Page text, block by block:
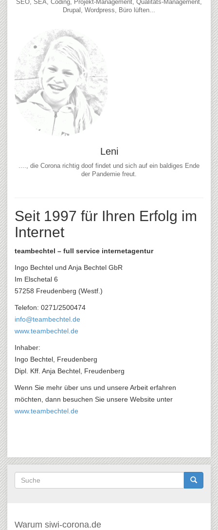
SEO, SEA, Coding, Projekt-Management, Qualitäts-Management,
Drupal, Wordpress, Büro lüften...
Leni
...., die Corona richtig doof findet und sich auf ein baldiges Ende
der Pandemie freut.
Seit 1997 für Ihren Erfolg im
Internet
teambechtel – full service internetagentur
Ingo Bechtel und Anja Bechtel GbR
Im Elschetal 6
57258 Freudenberg (Westf.)
Telefon: 0271/2500474
info@teambechtel.de
www.teambechtel.de
Inhaber:
Ingo Bechtel, Freudenberg
Dipl. Kff. Anja Bechtel, Freudenberg
Wenn Sie mehr über uns und unsere Arbeit erfahren
möchten, dann besuchen Sie unsere Website unter
www.teambechtel.de
Suchformular
Warum siwi-corona.de